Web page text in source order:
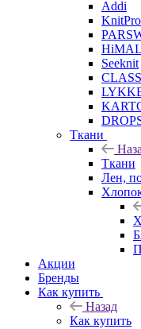
Addi
KnitPro
Seeknit
Ткани
Ткани
Лен,
Акции
Бренды
Как купить
Назад
Как купить